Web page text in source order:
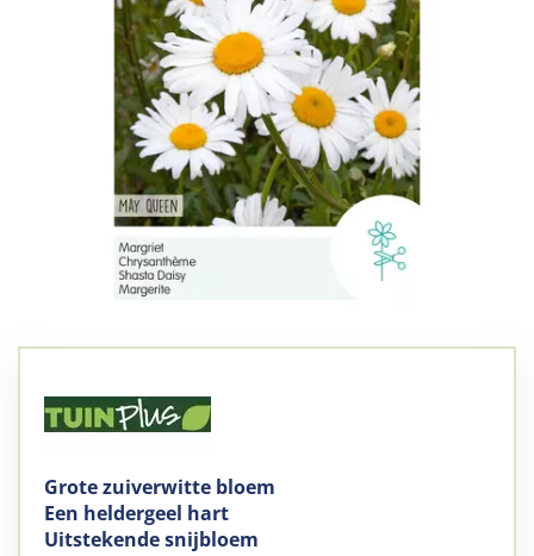
Grote zuiverwitte bloem
Een heldergeel hart
Uitstekende snijbloem